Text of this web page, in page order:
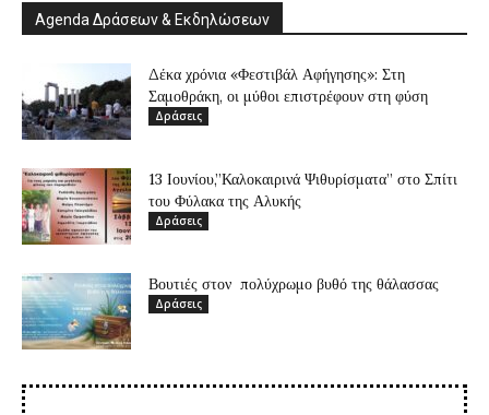
Agenda Δράσεων & Εκδηλώσεων
Δέκα χρόνια «Φεστιβάλ Αφήγησης»: Στη
Σαμοθράκη, οι μύθοι επιστρέφουν στη φύση
Δράσεις
13 Ιουνίου,”Καλοκαιρινά Ψιθυρίσματα” στο Σπίτι
του Φύλακα της Αλυκής
Δράσεις
Βουτιές στον πολύχρωμο βυθό της θάλασσας
Δράσεις